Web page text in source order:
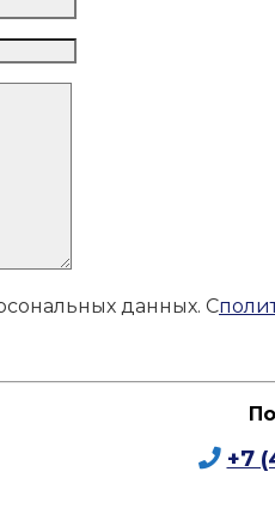
данных. С
+7